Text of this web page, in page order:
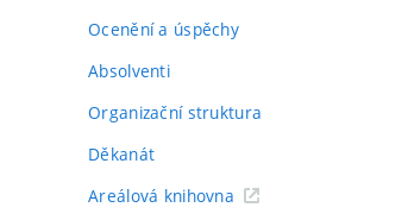
Ocenění a úspěchy
Absolventi
Organizační struktura
Děkanát
Areálová knihovna